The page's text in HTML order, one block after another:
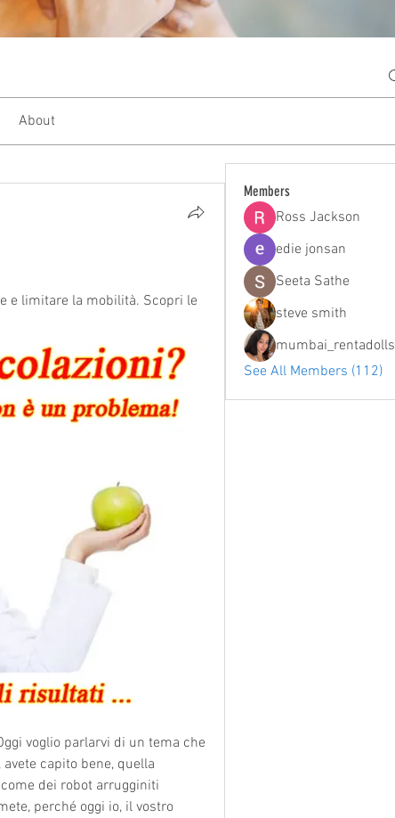
About
e limitare la mobilità. Scopri le
voglio parlarvi di un tema che
capito bene, quella
dei robot arrugginiti
perché oggi io, il vostro
Members
Ross Jackson
edie jonsan
Seeta Sathe
steve smith
mumbai_rentadolls
See All Members (112)